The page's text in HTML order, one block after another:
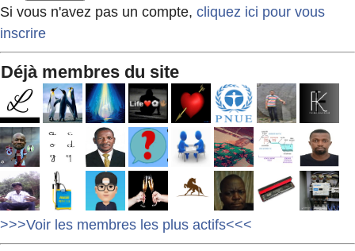
Si vous n'avez pas un compte, cliquez ici pour vous
inscrire
Déjà membres du site
>>>Voir les membres les plus actifs<<<